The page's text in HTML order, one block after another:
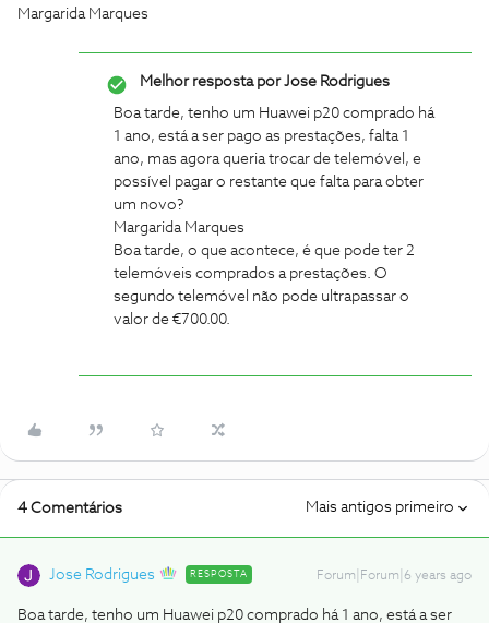
Margarida Marques
Melhor resposta porJose Rodrigues
Boa tarde, tenho um Huawei p20 comprado há
1 ano, está a ser pago as prestações, falta 1
ano, mas agora queria trocar de telemóvel, e
possível pagar o restante que falta para obter
um novo?
Margarida Marques
Boa tarde, o que acontece, é que pode ter 2
telemóveis comprados a prestações. O
segundo telemóvel não pode ultrapassar o
valor de €700.00.
4 Comentários Mais antigos primeiro
Jose Rodrigues RESPOSTA Forum|Forum|6 years ago
Boa tarde, tenho um Huawei p20 comprado há 1 ano, está a ser